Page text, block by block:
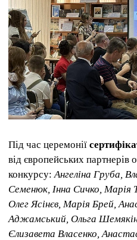
Під час церемонії
від європейських партнерів
конкурсу: Ангеліна Груба,
Семенюк, Інна Сичко,
Олег Ясінєв, Марія Брей,
Аджамський, Ольга
Єлизавета Власенко,